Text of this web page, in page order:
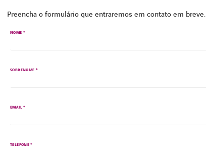
Preencha o formulário que entraremos em contato em breve.
NOME *
SOBRENOME *
EMAIL *
TELEFONE *